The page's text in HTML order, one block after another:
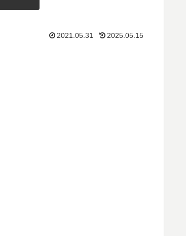
2021.05.31 2025.05.15